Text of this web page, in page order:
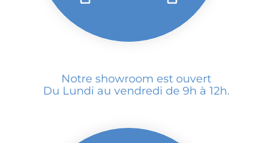
Notre showroom est ouvert
Du Lundi au vendredi de 9h à 12h.